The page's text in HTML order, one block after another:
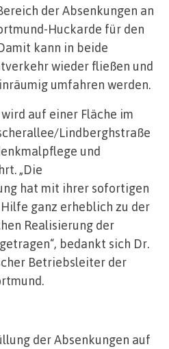
der Absenkungen an
Huckarde für den
kann in beide
wieder fließen und
umfahren werden.
auf einer Fläche im
Lindberghstraße
und
„Die
hat mit ihrer sofortigen
ganz erheblich zu der
Realisierung der
bedankt sich Dr.
Betriebsleiter der
der Absenkungen auf